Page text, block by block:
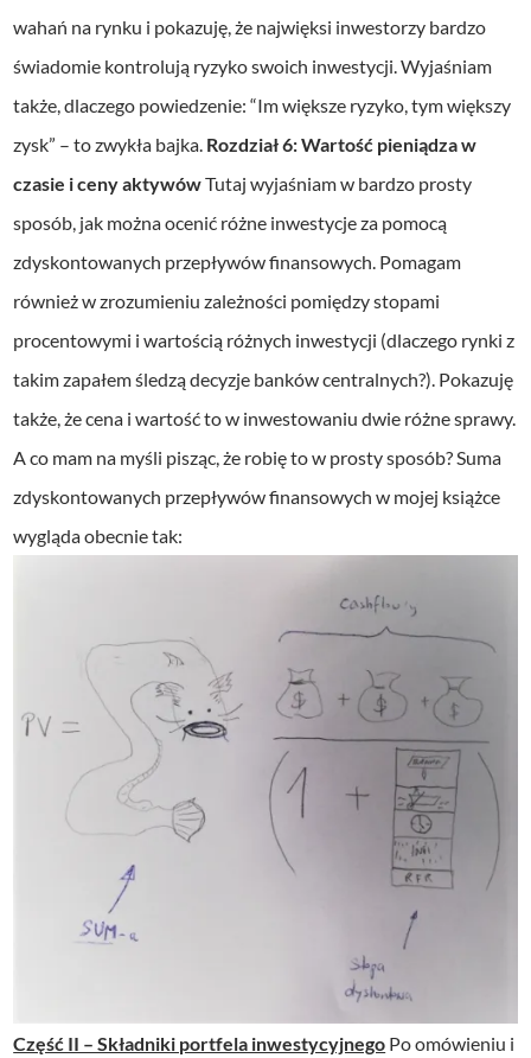
wahań na rynku i pokazuję, że najwięksi inwestorzy bardzo
świadomie kontrolują ryzyko swoich inwestycji. Wyjaśniam
także, dlaczego powiedzenie: “Im większe ryzyko, tym większy
zysk” – to zwykła bajka. Rozdział 6: Wartość pieniądza w
czasie i ceny aktywówTutaj wyjaśniam w bardzo prosty
sposób, jak można ocenić różne inwestycje za pomocą
zdyskontowanych przepływów finansowych. Pomagam
również w zrozumieniu zależności pomiędzy stopami
procentowymi i wartością różnych inwestycji (dlaczego rynki z
takim zapałem śledzą decyzje banków centralnych?). Pokazuję
także, że cena i wartość to w inwestowaniu dwie różne sprawy.
A co mam na myśli pisząc, że robię to w prosty sposób? Suma
zdyskontowanych przepływów finansowych w mojej książce
wygląda obecnie tak:
Część II – Składniki portfela inwestycyjnego Po omówieniu i